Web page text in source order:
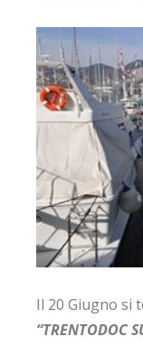
Il 20 Giugno si
“TRENTODOC